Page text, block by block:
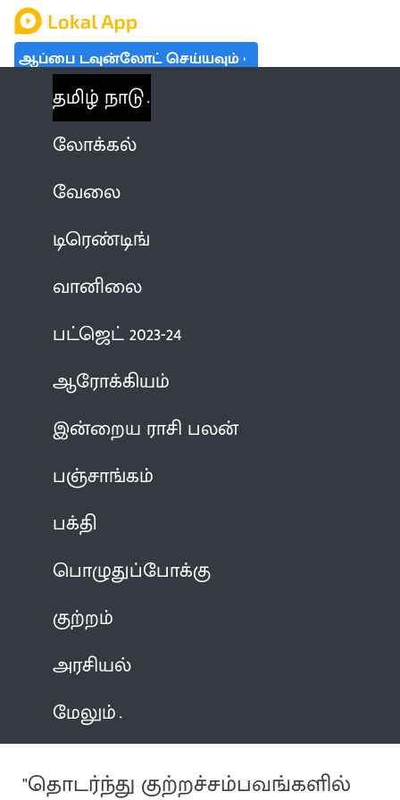
ஆப்பை டவுன்லோட் செய்யவும்
தமிழ் நாடு
லோக்கல்
வேலை
டிரெண்டிங்
வானிலை
பட்ஜெட் 2023-24
ஆரோக்கியம்
இன்றைய ராசி பலன்
பஞ்சாங்கம்
பக்தி
பொழுதுப்போக்கு
குற்றம்
அரசியல்
மேலும்
"தொடர்ந்து குற்றச்சம்பவங்களில்